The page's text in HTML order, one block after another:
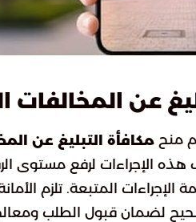
عن المخالفات
منح مكافأة التبليغ عن
لرفع مستوى
المتبعة. تلزم
لضمان قبول الطلب